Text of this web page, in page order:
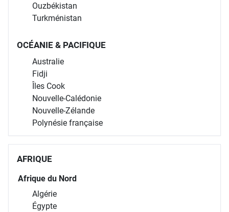
Ouzbékistan
Turkménistan
OCÉANIE & PACIFIQUE
Australie
Fidji
Îles Cook
Nouvelle-Calédonie
Nouvelle-Zélande
Polynésie française
AFRIQUE
Afrique du Nord
Algérie
Égypte